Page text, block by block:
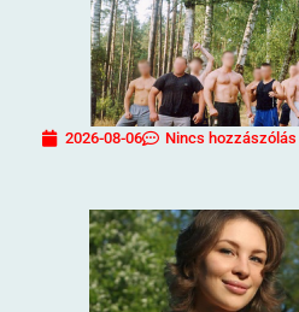
2026-08-06 Nincs hozzászólás